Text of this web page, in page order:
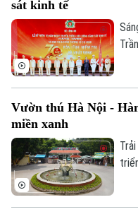
Đất đai
Kinh nghiệm
Xe máy
Thị trường
Tuyển sinh
Hướng nghiệp
Tin tức
Làng nghề
Sức khỏe
Y tế
Dinh dưỡng
Tư vấn sức khỏe
Thể thao
Bóng đá
Quần vợt
Golf
Giải trí
Tin tức
Sao
Đã phát sóng
sát kinh tế
Chí
Vườn thú Hà Nội -
miền xanh